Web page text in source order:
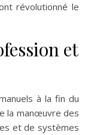
révolutionné le
et
à la fin du
la manœuvre des
et de systèmes